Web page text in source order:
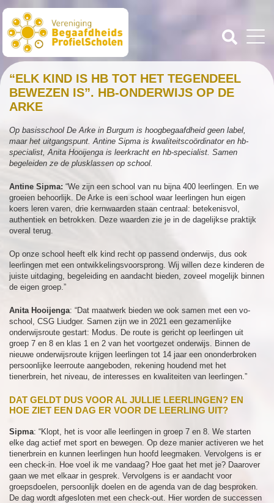
“ELK KIND IS HB TOT HET TEGENDEEL
BEWEZEN IS”. HB-ONDERWIJS OP DE
ARKE
Op basisschool De Arke in Burgum is hoogbegaafdheid geen label,
maar het uitgangspunt. Antine Sipma is kwaliteitscoördinator en hb-
specialist, Anita Hooijenga is leerkracht en hb-specialist. Samen
begeleiden ze de plusklassen op school.
Antine Sipma: “We zijn een school van nu bijna 400 leerlingen. En we
groeien behoorlijk. De Arke is een school waar leerlingen hun eigen
koers leren varen, drie kernwaarden staan centraal: betekenisvol,
authentiek en betrokken. Deze waarden zie je in de dagelijkse praktijk
overal terug.
Op onze school heeft elk kind recht op passend onderwijs, dus ook
leerlingen met een ontwikkelingsvoorsprong. Wij willen deze kinderen de
juiste uitdaging, begeleiding en aandacht bieden, zoveel mogelijk binnen
de eigen groep.”
Anita Hooijenga: “Dat maatwerk bieden we ook samen met een vo-
school, CSG Liudger. Samen zijn we in 2021 een gezamenlijke
onderwijsroute gestart: Modus. De route is gericht op leerlingen uit
groep 7 en 8 en klas 1 en 2 van het voortgezet onderwijs. Binnen de
nieuwe onderwijsroute krijgen leerlingen tot 14 jaar een ononderbroken
persoonlijke leerroute aangeboden, rekening houdend met het
tienerbrein, het niveau, de interesses en kwaliteiten van leerlingen.”
DAT GELDT DUS VOOR AL JULLIE LEERLINGEN? EN
HOE ZIET EEN DAG ER VOOR DE LEERLING UIT?
Sipma: “Klopt, het is voor alle leerlingen in groep 7 en 8. We starten
elke dag actief met sport en bewegen. Op deze manier activeren we het
tienerbrein en kunnen leerlingen hun hoofd leegmaken. Vervolgens is er
een check-in. Hoe voel ik me vandaag? Hoe gaat het met je? Daarover
gaan we met elkaar in gesprek. Vervolgens is er aandacht voor
groepsdoelen, persoonlijk doelen en de agenda van de dag besproken.
De dag wordt afgesloten met een check-out. Hier worden de successen